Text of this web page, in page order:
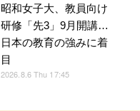
昭和女子大、教員向け
研修「先3」9月開講…
日本の教育の強みに着
目
2026.8.6 Thu 17:45